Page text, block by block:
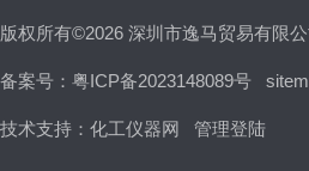
版权所有©2026 深圳市逸马贸易有限
备案号：粤ICP备2023148089号
技术支持： 化工仪器网 管理登陆